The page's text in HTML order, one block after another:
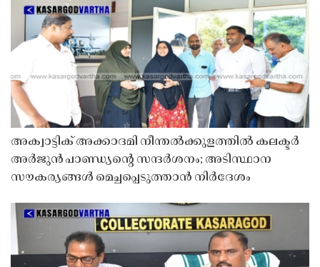
അക്വാട്ടിക് അക്കാദമി നീന്തൽക്കുളത്തിൽ കലക്ടർ
അർജുൻ പാണ്ഡ്യൻ്റെ സന്ദർശനം; അടിസ്ഥാന
സൗകര്യങ്ങൾ മെച്ചപ്പെടുത്താൻ നിർദേശം